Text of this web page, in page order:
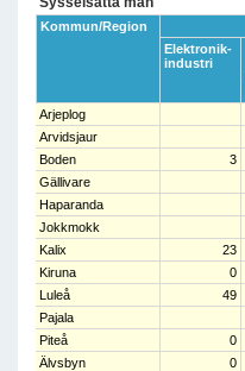
Kommun/Region
Elektronik-
industri
Arjeplog
Arvidsjaur
Boden
3
Gällivare
Haparanda
Jokkmokk
Kalix
23
Kiruna
0
Luleå
49
Pajala
Piteå
0
Älvsbyn
0